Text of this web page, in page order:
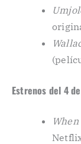
Estrenos del 4